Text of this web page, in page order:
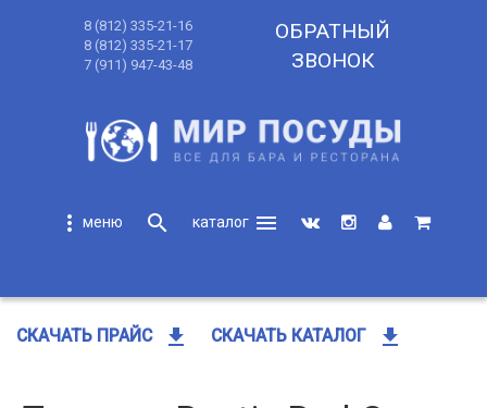
8 (812) 335-21-16
8 (812) 335-21-17
7 (911) 947-43-48
ОБРАТНЫЙ
ЗВОНОК
more_vert search
menu
СКАЧАТЬ ПРАЙС get_app СКАЧАТЬ КАТАЛОГ get_app